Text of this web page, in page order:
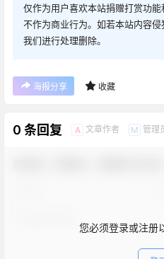
仅作为用户喜欢本站捐赠打赏功
不作为商业行为。如若本站内容
我们进行处理删除。
海报分享 收藏
0 条回复 A 文章作者 M 管理
您必须登录或注册